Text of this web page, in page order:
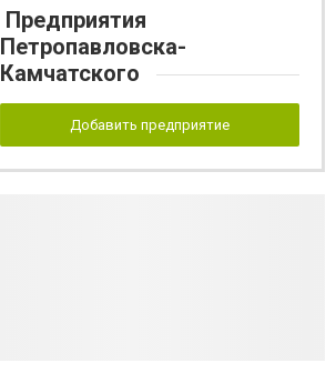
Предприятия
Петропавловска-
Камчатского
Добавить предприятие